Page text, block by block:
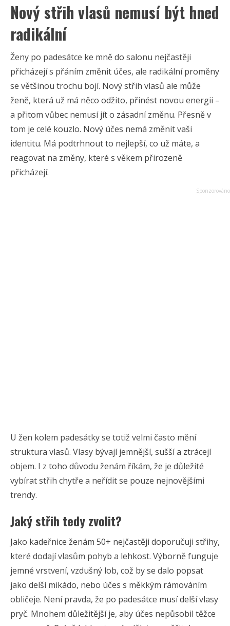
Nový střih vlasů nemusí být hned
radikální
Ženy po padesátce ke mně do salonu nejčastěji
přicházejí s přáním změnit účes, ale radikální proměny
se většinou trochu bojí. Nový střih vlasů ale může
ženě, která už má něco odžito, přinést novou energii –
a přitom vůbec nemusí jít o zásadní změnu. Přesně v
tom je celé kouzlo. Nový účes nemá změnit vaši
identitu. Má podtrhnout to nejlepší, co už máte, a
reagovat na změny, které s věkem přirozeně
přicházejí.
U žen kolem padesátky se totiž velmi často mění
struktura vlasů. Vlasy bývají jemnější, sušší a ztrácejí
objem. I z toho důvodu ženám říkám, že je důležité
vybírat střih chytře a neřídit se pouze nejnovějšími
trendy.
Jaký střih tedy zvolit?
Jako kadeřnice ženám 50+ nejčastěji doporučuji střihy,
které dodají vlasům pohyb a lehkost. Výborně funguje
jemné vrstvení, vzdušný lob, což by se dalo popsat
jako delší mikádo, nebo účes s měkkým rámováním
obličeje. Není pravda, že po padesátce musí delší vlasy
pryč. Mnohem důležitější je, aby účes nepůsobil těžce